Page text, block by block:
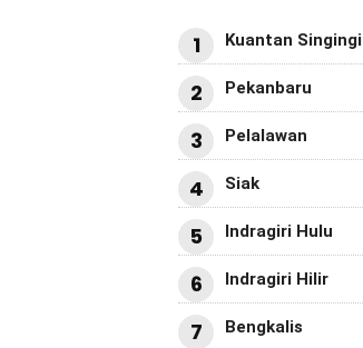
1 Kuantan Singingi
2 Pekanbaru
3 Pelalawan
4 Siak
5 Indragiri Hulu
6 Indragiri Hilir
7 Bengkalis